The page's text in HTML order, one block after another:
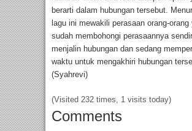
berarti dalam hubungan tersebut.
lagu ini mewakili perasaan orang-orang
sudah membohongi perasaannya
menjalin hubungan dan sedang
waktu untuk mengakhiri hubungan
(Syahrevi)
(Visited 232 times, 1 visits today)
Comments